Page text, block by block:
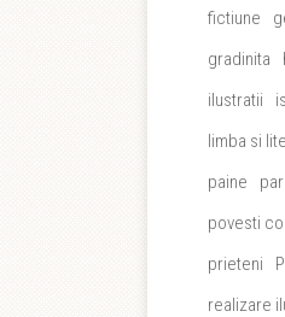
fictiune
gradinita
ilustratii
limba si
paine
povesti
prieteni
realizare